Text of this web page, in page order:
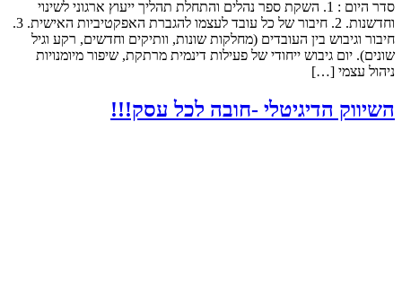
סדר היום : 1. השקת ספר נהלים והתחלת תהליך ייעוץ ארגוני לשינוי
וחדשנות. 2. חיבור של כל עובד לעצמו להגברת האפקטיביות האישית. 3.
חיבור וגיבוש בין העובדים (מחלקות שונות, וותיקים וחדשים, רקע וגיל
שונים). יום גיבוש ייחודי של פעילות דינמית מרתקת, שיפור מיומנויות
ניהול עצמי […]
השיווק הדיגיטלי -חובה לכל עסק!!!